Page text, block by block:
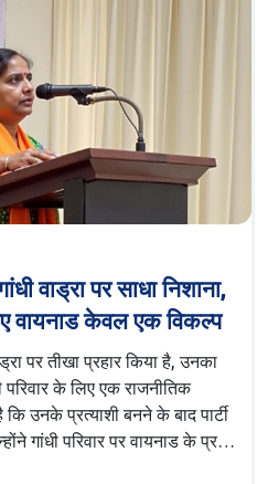
वाड्रा पर साधा निशाना,
वायनाड केवल एक विकल्प
पर तीखा प्रहार किया है, उनका
के लिए एक राजनीतिक
उनके प्रत्याशी बनने के बाद पार्टी
गांधी परिवार पर वायनाड के प्रति
के लिए शामिल होने का आरोप